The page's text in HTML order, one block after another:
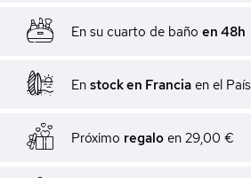
En su cuarto de baño en 48h
En stock en Francia en el
Próximo regalo en 29,00 €